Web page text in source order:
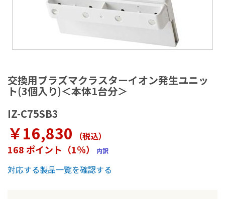
交換用プラズマクラスターイオン発生ユニッ
ト(3個入り)＜本体1台分＞
IZ-C75SB3
￥16,830 （税込）
168 ポイント（1％） 内訳
対応する製品一覧を確認する
メ
ー
ジ
ャ
リ
ー
の
最
初